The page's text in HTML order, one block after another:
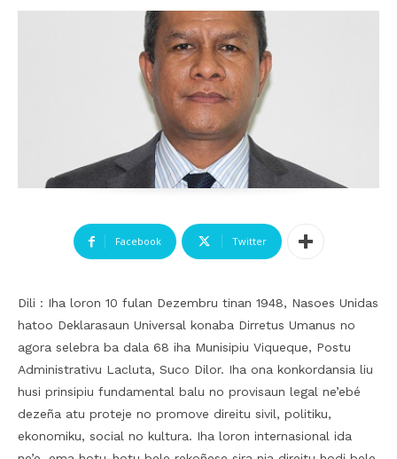
Facebook Twitter
Dili : Iha loron 10 fulan Dezembru tinan 1948, Nasoes Unidas
hatoo Deklarasaun Universal konaba Dirretus Umanus no
agora selebra ba dala 68 iha Munisipiu Viqueque, Postu
Administrativu Lacluta, Suco Dilor. Iha ona konkordansia liu
husi prinsipiu fundamental balu no provisaun legal ne’ebé
dezeña atu proteje no promove direitu sivil, politiku,
ekonomiku, social no kultura. Iha loron internasional ida